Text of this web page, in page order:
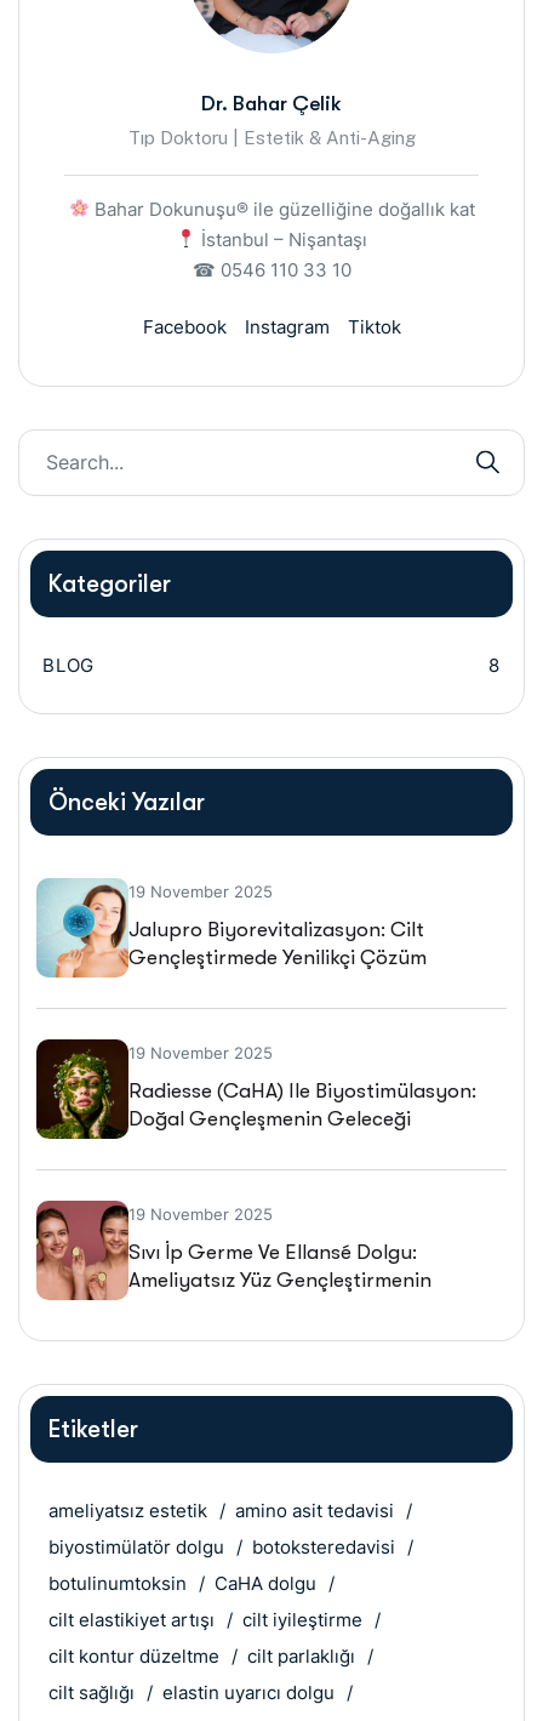
Dr. Bahar Çelik
Tıp Doktoru | Estetik & Anti-Aging
Bahar Dokunuşu® ile güzelliğine doğallık kat
İstanbul – Nişantaşı
☎ 0546 110 33 10
Facebook Instagram Tiktok
Kategoriler
BLOG 8
Önceki Yazılar
19 November 2025
Jalupro Biyorevitalizasyon: Cilt
Gençleştirmede Yenilikçi Çözüm
19 November 2025
Radiesse (CaHA) Ile Biyostimülasyon:
Doğal Gençleşmenin Geleceği
19 November 2025
Sıvı İp Germe Ve Ellansé Dolgu:
Ameliyatsız Yüz Gençleştirmenin
Etiketler
ameliyatsız estetik
amino asit tedavisi
biyostimülatör dolgu
botoksteredavisi
botulinumtoksin
CaHA dolgu
cilt elastikiyet artışı
cilt iyileştirme
cilt kontur düzeltme
cilt parlaklığı
cilt sağlığı
elastin uyarıcı dolgu